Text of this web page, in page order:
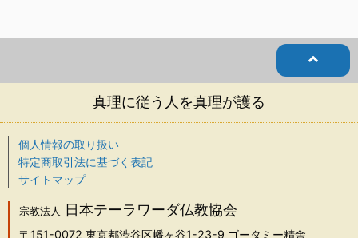
真理に従う人を真理が護る
個人情報の取り扱い
特定商取引法に基づく表記
サイトマップ
宗教法人 日本テーラワーダ仏教協会
〒151-0072 東京都渋谷区幡ヶ谷1-23-9 ゴータミー精舎